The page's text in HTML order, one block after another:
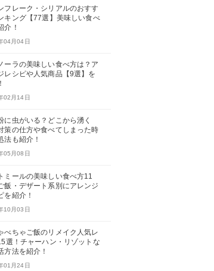
フレーク・シリアルのおすす
キング【77選】美味しい食べ
介！
04月04日
ーラの美味しい食べ方は？ア
レシピや人気商品【9選】を
02月14日
に虫がいる？どこから湧く
策の仕方や食べてしまった時
法も紹介！
05月08日
ミールの美味しい食べ方11
飯・デザート系別にアレンジ
を紹介！
10月03日
べちゃご飯のリメイク人気レ
選！チャーハン・リゾットな
方法を紹介！
01月24日